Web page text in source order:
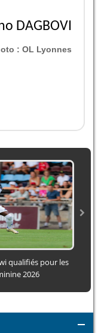
DAGBOVI
: OL Lyonnes
qualifiés pour les
2026